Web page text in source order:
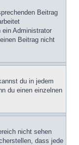
Beitrag
Administrator
Beitrag nicht
du in jedem
du einen einzelnen
nicht sehen
dass jede